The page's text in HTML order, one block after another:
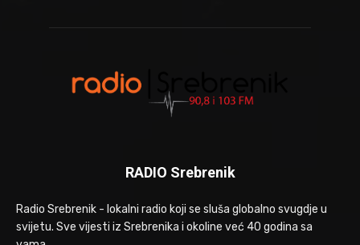
RADIO Srebrenik
Radio Srebrenik - lokalni radio koji se sluša globalno svugdje u
svijetu. Sve vijesti iz Srebrenika i okoline već 40 godina sa